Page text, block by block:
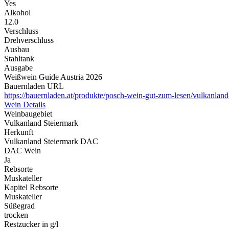
Yes
Alkohol
12.0
Verschluss
Drehverschluss
Ausbau
Stahltank
Ausgabe
Weißwein Guide Austria 2026
Bauernladen URL
https://bauernladen.at/produkte/posch-wein-gut-zum-lesen/
Wein Details
Weinbaugebiet
Vulkanland Steiermark
Herkunft
Vulkanland Steiermark DAC
DAC Wein
Ja
Rebsorte
Muskateller
Kapitel Rebsorte
Muskateller
Süßegrad
trocken
Restzucker in g/l